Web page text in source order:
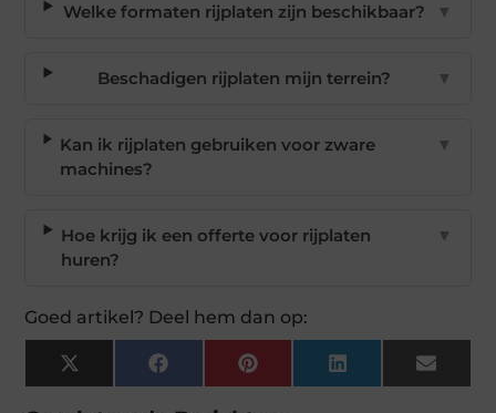
Welke formaten rijplaten zijn beschikbaar? ▼
Beschadigen rijplaten mijn terrein? ▼
Kan ik rijplaten gebruiken voor zware
machines?
▼
Hoe krijg ik een offerte voor rijplaten
huren?
▼
Goed artikel? Deel hem dan op:
X
(Twitter)
FacebookPinterest LinkedIn Email